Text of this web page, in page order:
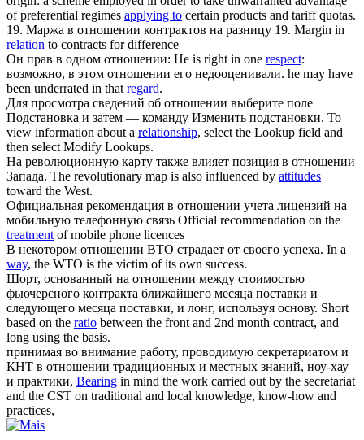
of preferential regimes applying to certain products and tariff quotas.
19. Маржа в отношении контрактов на разницу 19. Margin in
relation to contracts for difference
Он прав в одном отношении: He is right in one respect:
возможно, в этом отношении его недооценивали. he may have
been underrated in thatregard.
Для просмотра сведений об отношении выберите поле
Подстановка и затем — команду Изменить подстановки. To
view information about a relationship, select the Lookup field and
then select Modify Lookups.
На революционную карту также влияет позиция в отношении
Запада. The revolutionary map is also influenced by attitudes
toward the West.
Официальная рекомендация в отношении учета лицензий на
мобильную телефонную связь Official recommendation on the
treatmentof mobile phone licences
В некотором отношении ВТО страдает от своего успеха. In a
way, the WTO is the victim of its own success.
Шорт, основанный на отношении между стоимостью
фьючерсного контракта ближайшего месяца поставки и
следующего месяца поставки, и лонг, используя основу. Short
based on the ratio between the front and 2nd month contract, and
long using the basis.
принимая во внимание работу, проводимую секретариатом и
КНТ в отношении традиционных и местных знаний, ноу-хау
и практики, Bearing in mind the work carried out by the secretariat
and the CST on traditional and local knowledge, know-how and
practices,